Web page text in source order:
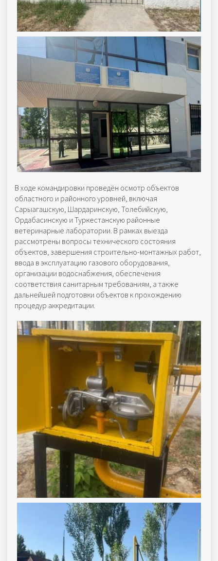
В ходе командировки проведён осмотр объектов
областного и районного уровней, включая
Сарыагашскую, Шардаринскую, Толебийскую,
Ордабасинскую и Туркестанскую районные
ветеринарные лаборатории. В рамках выезда
рассмотрены вопросы технического состояния
объектов, завершения строительно-монтажных работ,
ввода в эксплуатацию газового оборудования,
организации водоснабжения, обеспечения
соответствия санитарным требованиям, а также
дальнейшей подготовки объектов к прохождению
процедур аккредитации.